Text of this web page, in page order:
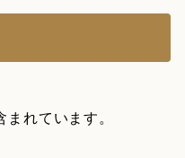
れています。